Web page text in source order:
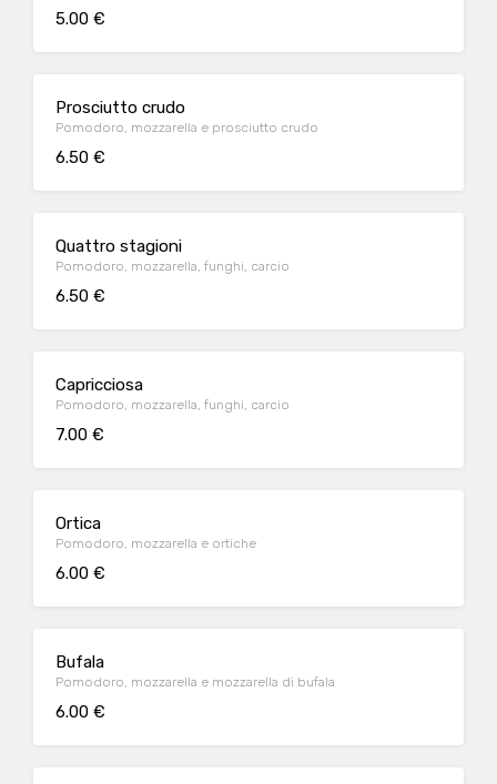
5.00 €
Prosciutto crudo
Pomodoro, mozzarella e prosciutto crudo
6.50 €
Quattro stagioni
Pomodoro, mozzarella, funghi, carcio
6.50 €
Capricciosa
Pomodoro, mozzarella, funghi, carcio
7.00 €
Ortica
Pomodoro, mozzarella e ortiche
6.00 €
Bufala
Pomodoro, mozzarella e mozzarella di bufala
6.00 €